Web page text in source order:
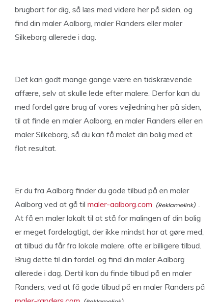
brugbart for dig, så læs med videre her på siden, og
find din maler Aalborg, maler Randers eller maler
Silkeborg allerede i dag.
Det kan godt mange gange være en tidskrævende
affære, selv at skulle lede efter malere. Derfor kan du
med fordel gøre brug af vores vejledning her på siden,
til at finde en maler Aalborg, en maler Randers eller en
maler Silkeborg, så du kan få malet din bolig med et
flot resultat.
Er du fra Aalborg finder du gode tilbud på en maler
Aalborg ved at gå til maler-aalborg.com
.
At få en maler lokalt til at stå for malingen af din bolig
er meget fordelagtigt, der ikke mindst har at gøre med,
at tilbud du får fra lokale malere, ofte er billigere tilbud.
Brug dette til din fordel, og find din maler Aalborg
allerede i dag. Dertil kan du finde tilbud på en maler
Randers, ved at få gode tilbud på en maler Randers på